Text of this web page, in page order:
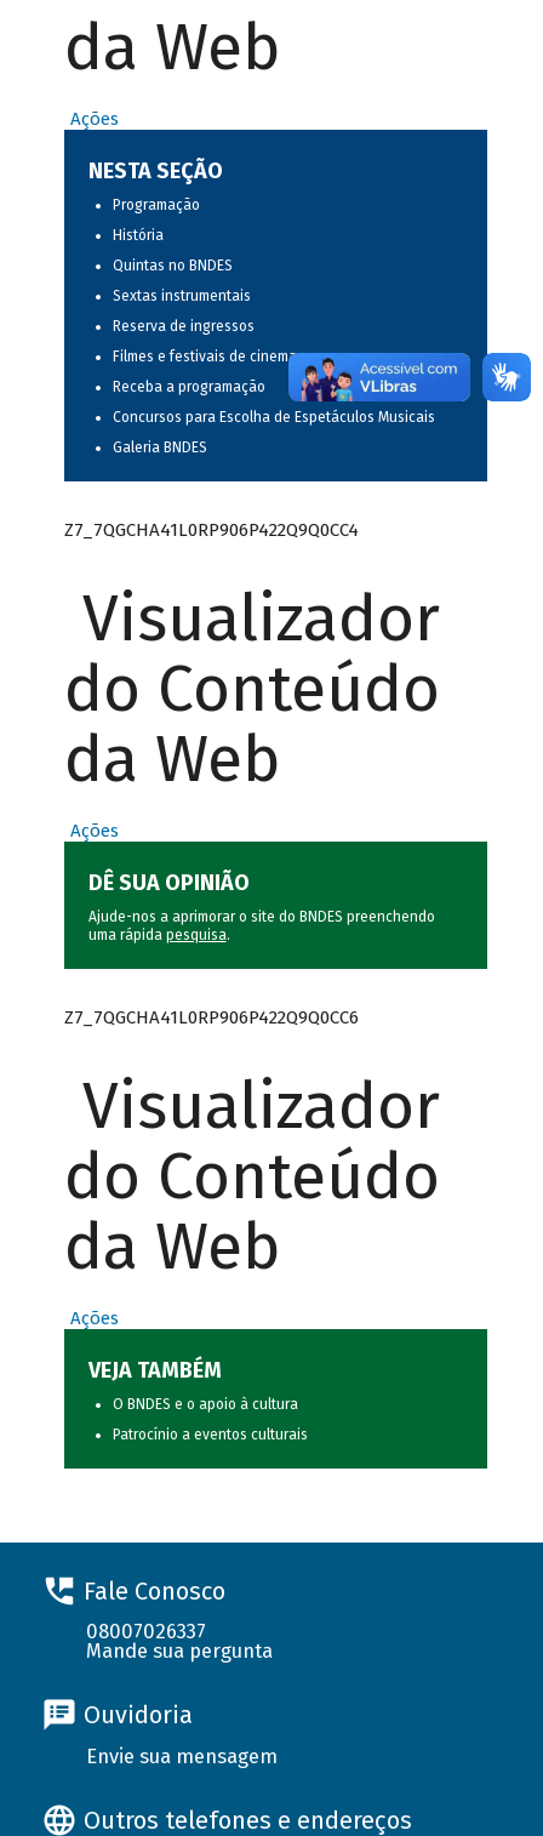
da Web
Ações
NESTA SEÇÃO
Programação
História
Quintas no BNDES
Sextas instrumentais
Reserva de ingressos
Filmes e festivais de cinema
Receba a programação
Concursos para Escolha de Espetáculos Musicais
Galeria BNDES
Z7_7QGCHA41L0RP906P422Q9Q0CC4
Visualizador
do Conteúdo
da Web
Ações
DÊ SUA OPINIÃO
Ajude-nos a aprimorar o site do BNDES preenchendo
uma rápida pesquisa.
Z7_7QGCHA41L0RP906P422Q9Q0CC6
Visualizador
do Conteúdo
da Web
Ações
VEJA TAMBÉM
O BNDES e o apoio à cultura
Patrocínio a eventos culturais
Fale Conosco
08007026337
Mande sua pergunta
Ouvidoria
Envie sua mensagem
Outros telefones e endereços